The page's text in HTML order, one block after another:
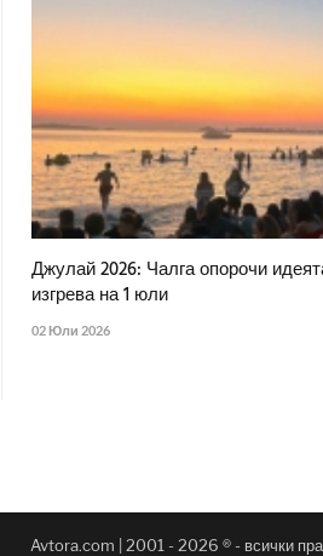
Джулай 2026: Чалга опорочи
изгрева на 1 юли
02 Юли 2026
Avtora.com | 2001 - 2026 ® - всички